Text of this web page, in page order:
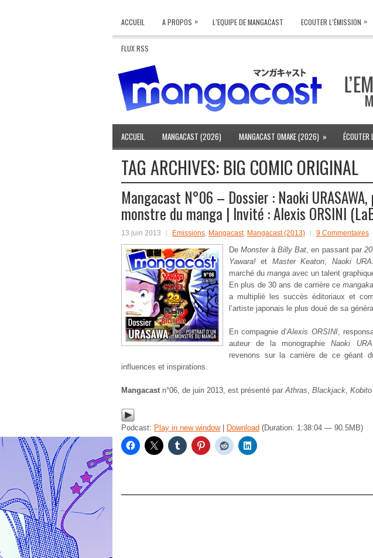
ACCUEIL A PROPOS » L’EQUIPE DE MANGACAST ECOUTER L’ÉMISSION »
FLUX RSS
ACCUEIL MANGACAST (2026) MANGACAST OMAKE (2026) » ÉCOUTER
TAG ARCHIVES: BIG COMIC ORIGINAL
Mangacast N°06 – Dossier : Naoki
monstre du manga | Invité : Alexis ORSINI
13 juin 2013 Emissions, Mangacast, Mangacast (2013) 9 Commentaires
DeMonsterà Billy Bat, en passant par
Yawara! et Master Keaton, Naoki
marché du manga avec un talent
En plus de 30 ans de carrière cemangaka
a multiplié les succès éditoriaux et
l’artiste japonais le plus doué de sa
En compagnie d’Alexis ORSINI,
auteur de la monographieNaoki
revenons sur la carrière de ce géant
influences et inspirations.
Mangacast n°06, de juin 2013, est présenté parAthras, Blackjack, Kobito
Podcast: Play in new window| Download (Duration: 1:38:04 — 90.5MB)